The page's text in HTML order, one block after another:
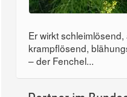
Er wirkt
krampflösend,
– der Fenchel...